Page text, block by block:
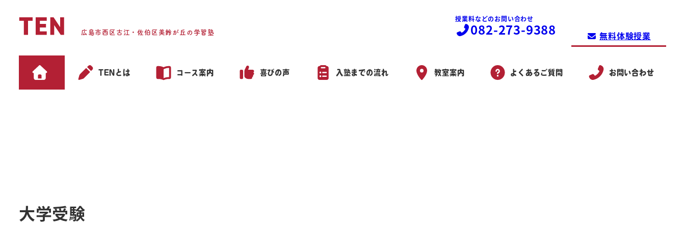
広島市西区古江・佐伯区美鈴が丘の学習塾
授業料などのお問い合わせ
082-273-9388 無料体験授業
TENとは コース案内 喜びの声 入塾までの流れ 教室案内 よくあるご質問 お問い合わせ
大学受験